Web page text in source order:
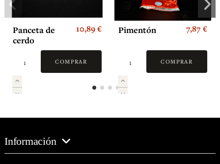
Panceta de
cerdo
10,89 €
COMPRAR
Pimentón 7,87 €
COMPRAR
Información